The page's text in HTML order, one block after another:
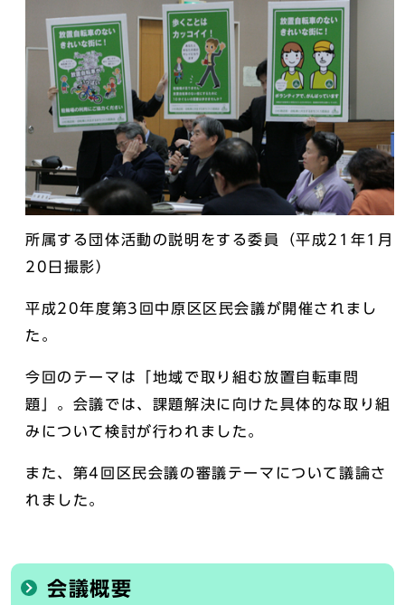
所属する団体活動の説明をする委員（平成21年1月
20日撮影）
平成20年度第3回中原区区民会議が開催されまし
た。
今回のテーマは「地域で取り組む放置自転車問
題」。会議では、課題解決に向けた具体的な取り組
みについて検討が行われました。
また、第4回区民会議の審議テーマについて議論さ
れました。
会議概要